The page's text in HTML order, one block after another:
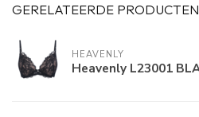
GERELATEERDE PRODUCTEN
HEAVENLY
Heavenly L23001